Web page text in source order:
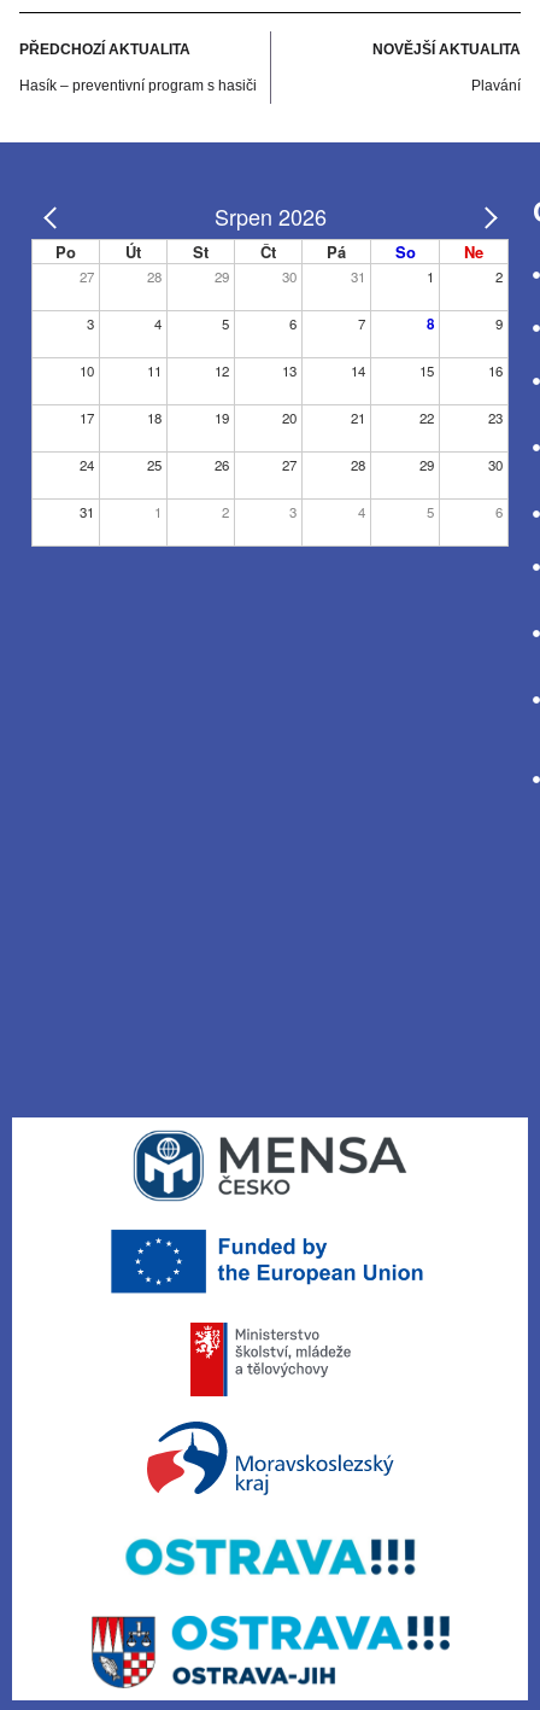
PŘEDCHOZÍ AKTUALITA
Hasík – preventivní program s hasiči
NOVĚJŠÍ AKTUALITA
Plavání
Srpen 2026
Po Út St Čt Pá So Ne
27 28 29 30 31 1 2
3 4 5 6 7 8 9
10 11 12 13 14 15 16
17 18 19 20 21 22 23
24 25 26 27 28 29 30
31 1 2 3 4 5 6